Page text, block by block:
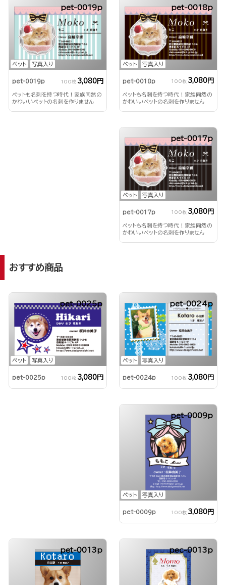
ペット 写真入り
pet-0019p
pet-0019p 100枚 3,080円
ペットも名刺を持つ時代！家族同然の
かわいいペットの名刺を作りません
ペット 写真入り
pet-0018p
pet-0018p 100枚 3,080円
ペットも名刺を持つ時代！家族同然の
かわいいペットの名刺を作りません
ペット 写真入り
pet-0017p
pet-0017p 100枚 3,080円
ペットも名刺を持つ時代！家族同然の
かわいいペットの名刺を作りません
おすすめ商品
ペット 写真入り
pet-0025p
pet-0025p 100枚 3,080円
ペット 写真入り
pet-0024p
pet-0024p 100枚 3,080円
ペット 写真入り
pet-0009p
pet-0009p 100枚 3,080円
pet-0013p pec-0013p